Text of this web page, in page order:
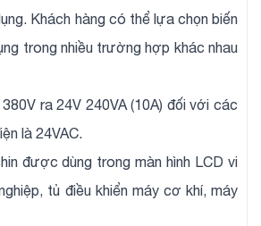
Khách hàng có thể lựa chọn biến
trong nhiều trường hợp khác nhau
ra 24V 240VA (10A) đối với các
là 24VAC.
được dùng trong màn hình LCD vi
tủ điều khiển máy cơ khí, máy